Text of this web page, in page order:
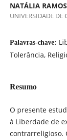
NATÁLIA
UNIVERSIDADE DE
Palavras-chave:
Tolerância,
Resumo
O presente
à Liberdade de
contrarreligioso.